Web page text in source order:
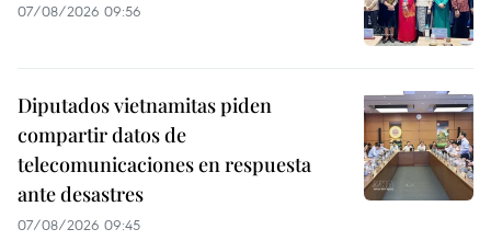
07/08/2026 09:56
Diputados vietnamitas piden
compartir datos de
telecomunicaciones en respuesta
ante desastres
07/08/2026 09:45